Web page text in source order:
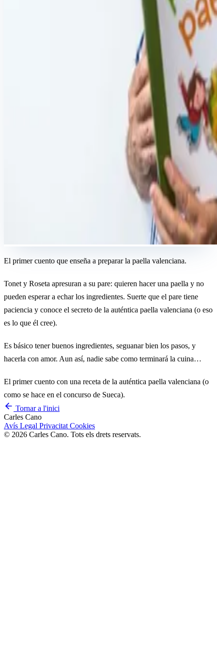
El primer cuento que enseña a preparar la paella valenciana.
Tonet y Roseta apresuran a su pare: quieren hacer una paella y no
pueden esperar a echar los ingredientes. Suerte que el pare tiene
paciencia y conoce el secreto de la auténtica paella valenciana (o eso
es lo que él cree).
Es básico tener buenos ingredientes, seguanar bien los pasos, y
hacerla con amor. Aun así, nadie sabe como terminará la cuina…
El primer cuento con una receta de la auténtica paella valenciana (o
como se hace en el concurso de Sueca).
Tornar a l'inici
Carles Cano
Avís Legal Privacitat Cookies
© 2026 Carles Cano. Tots els drets reservats.